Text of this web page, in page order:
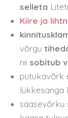
selleta
Kiire ja
võrgu
nii sobitub
putukavõrk
lükkesanga
sääsevõrku